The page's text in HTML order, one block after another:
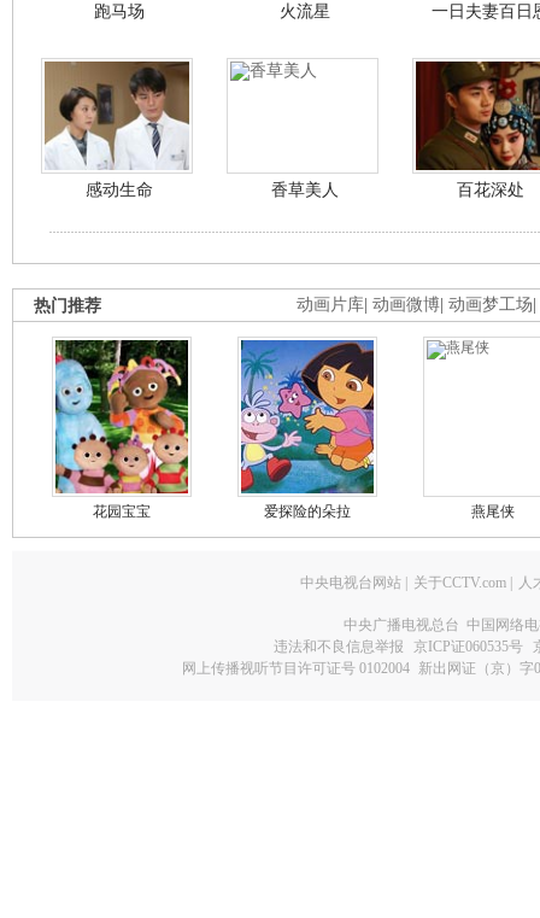
跑马场 火流星 一日夫妻百日
感动生命 香草美人 百花深处
动画片库 动画微博 动画梦工场
热门推荐
花园宝宝 爱探险的朵拉 燕尾侠
中央电视台网站 关于CCTV.com 人
中央广播电视总台 中国网络
违法和不良信息举报
京ICP证060535号
网上传播视听节目许可证号 0102004 新出网证（京）